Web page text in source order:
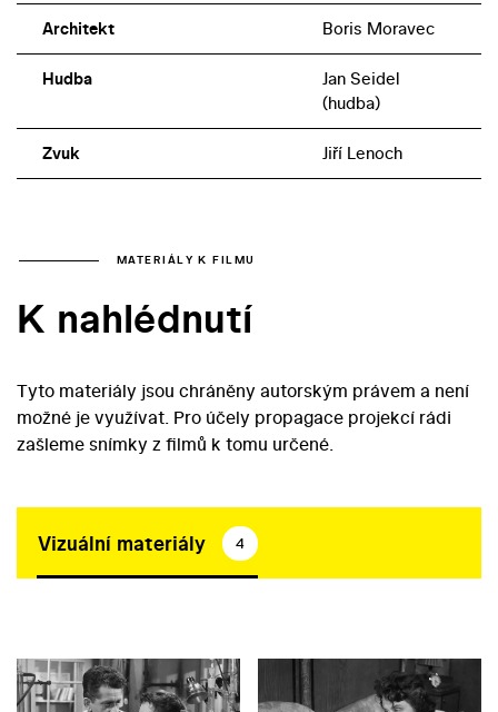
Architekt Boris Moravec
Hudba
Jan Seidel
(hudba)
Zvuk Jiří Lenoch
MATERIÁLY K FILMU
K nahlédnutí
Tyto materiály jsou chráněny autorským právem a není
možné je využívat. Pro účely propagace projekcí rádi
zašleme snímky z filmů k tomu určené.
Vizuální materiály 4